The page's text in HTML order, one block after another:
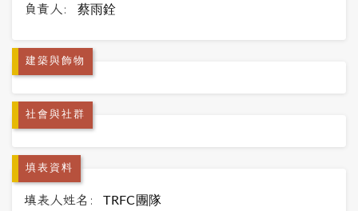
負責人: 蔡雨銓
建築與飾物
社會與社群
填表資料
填表人姓名: TRFC團隊